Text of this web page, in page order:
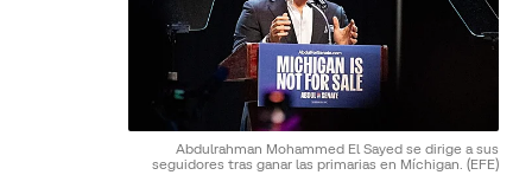
Abdulrahman Mohammed El Sayed se dirige a sus
seguidores tras ganar las primarias en Míchigan. (EFE)